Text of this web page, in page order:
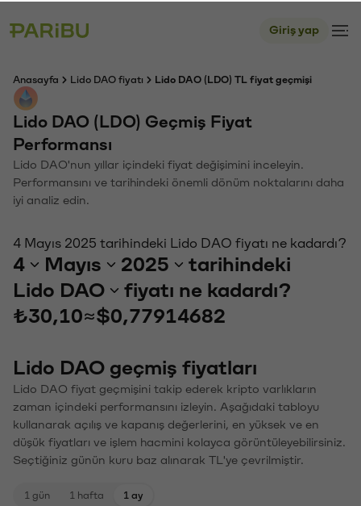
Giriş yap
Anasayfa Lido DAO fiyatı Lido DAO (LDO) TL fiyat geçmişi
Lido DAO (LDO) Geçmiş Fiyat
Performansı
Lido DAO'nun yıllar içindeki fiyat değişimini inceleyin.
Performansını ve tarihindeki önemli dönüm noktalarını daha
iyi analiz edin.
4 Mayıs 2025 tarihindeki Lido DAO fiyatı ne kadardı?
4 Mayıs 2025
tarihindeki
Lido DAO
fiyatı ne kadardı?
₺30,10≈$0,77914682
Lido DAO geçmiş fiyatları
Lido DAO fiyat geçmişini takip ederek kripto varlıkların
zaman içindeki performansını izleyin. Aşağıdaki tabloyu
kullanarak açılış ve kapanış değerlerini, en yüksek ve en
düşük fiyatları ve işlem hacmini kolayca görüntüleyebilirsiniz.
Seçtiğiniz günün kuru baz alınarak TL'ye çevrilmiştir.
1 gün 1 hafta 1 ay